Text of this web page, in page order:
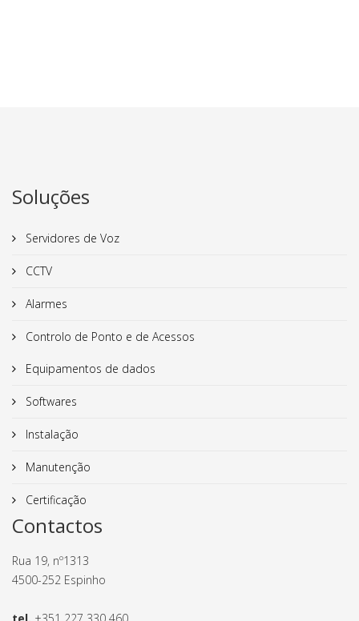
Soluções
Servidores de Voz
CCTV
Alarmes
Controlo de Ponto e de Acessos
Equipamentos de dados
Softwares
Instalação
Manutenção
Certificação
Contactos
Rua 19, nº1313
4500-252 Espinho
tel. +351 227 330 460